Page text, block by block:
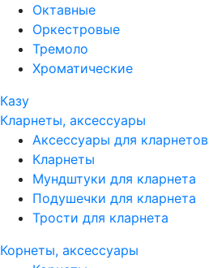
Октавные
Оркестровые
Тремоло
Хроматические
Казу
Кларнеты, аксессуары
Аксессуары для кларнетов
Кларнеты
Мундштуки для кларнета
Подушечки для кларнета
Трости для кларнета
Корнеты, аксессуары